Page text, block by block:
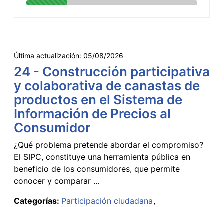
Última actualización: 05/08/2026
24 - Construcción participativa
y colaborativa de canastas de
productos en el Sistema de
Información de Precios al
Consumidor
¿Qué problema pretende abordar el compromiso?
El SIPC, constituye una herramienta pública en
beneficio de los consumidores, que permite
conocer y comparar ...
Categorías: Participación ciudadana